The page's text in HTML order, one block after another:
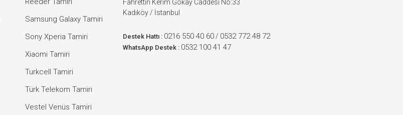
Samsung Galaxy Tamiri
Sony Xperia Tamiri
Xiaomi Tamiri
Turkcell Tamiri
Türk Telekom Tamiri
Vestel Venüs Tamiri
Fahrettin Kerim Gökay Caddesi No:33
Kadıköy / İstanbul
Destek Hattı : 0216 550 40 60/ 0532 772 48 72
WhatsApp Destek : 0532 100 41 47